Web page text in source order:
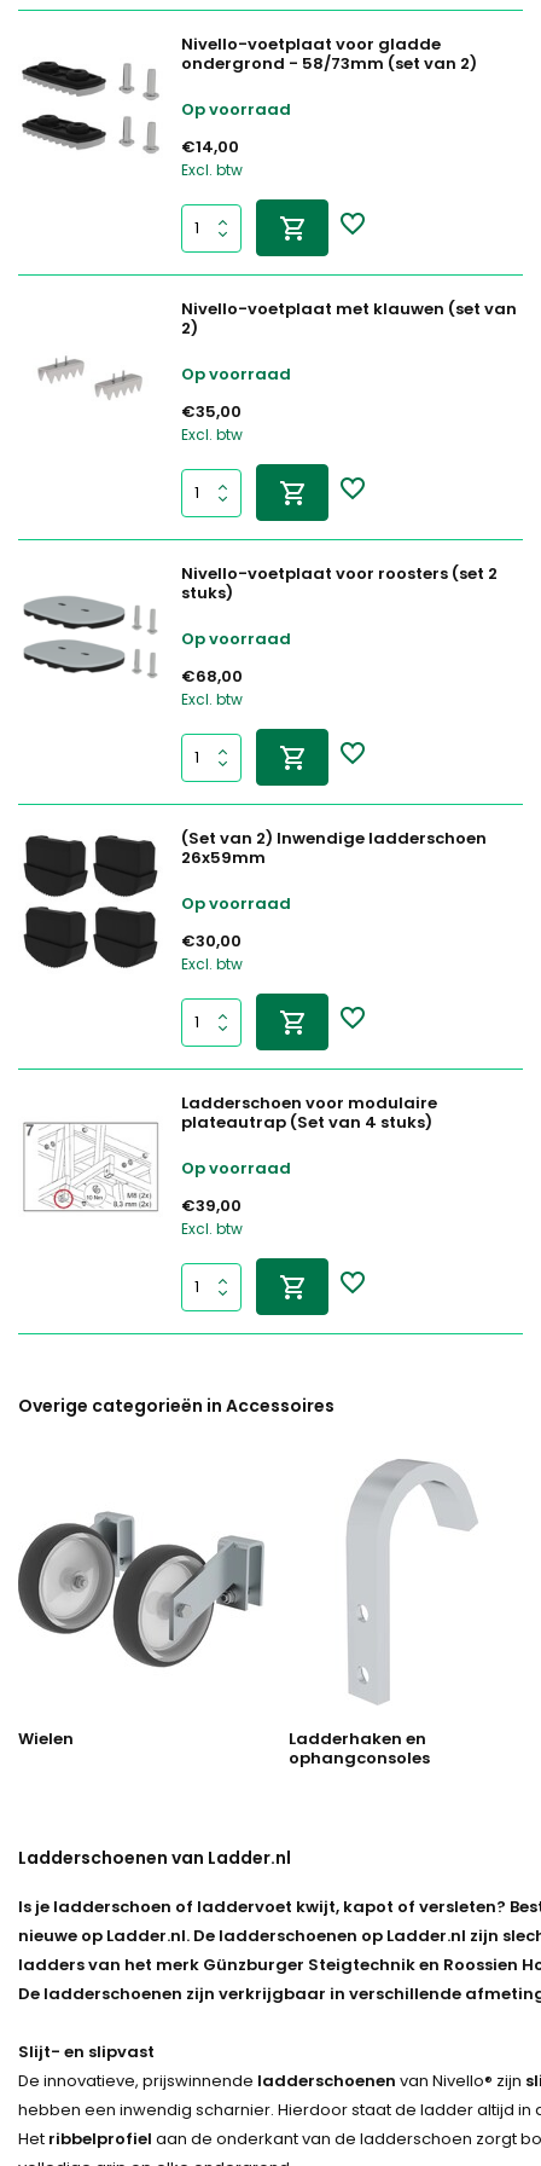
Nivello-voetplaat voor gladde
ondergrond - 58/73mm (set van 2)
Op voorraad
€14,00
Excl. btw
Nivello-voetplaat met klauwen (set van
2)
Op voorraad
€35,00
Excl. btw
Nivello-voetplaat voor roosters (set 2
stuks)
Op voorraad
€68,00
Excl. btw
(Set van 2) Inwendige ladderschoen
26x59mm
Op voorraad
€30,00
Excl. btw
Ladderschoen voor modulaire
plateautrap (Set van 4 stuks)
Op voorraad
€39,00
Excl. btw
Overige categorieën in Accessoires
Wielen
Ladderhaken en
ophangconsoles
Ladderschoenen van Ladder.nl
Is je ladderschoen of laddervoet kwijt, kapot of versleten?
nieuwe op Ladder.nl. De ladderschoenen op Ladder.nl zijn
ladders van het merk Günzburger Steigtechnik en Roossien
De ladderschoenen zijn verkrijgbaar in verschillende
Slijt- en slipvast
De innovatieve, prijswinnende ladderschoenen van Nivello® zijn
hebben een inwendig scharnier. Hierdoor staat de ladder altijd in
Het ribbelprofiel aan de onderkant van de ladderschoen zorgt